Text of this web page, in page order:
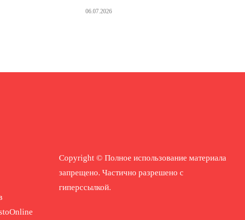
06.07.2026
Copyright © Полное использование материала
запрещено. Частично разрешено с
гиперссылкой.